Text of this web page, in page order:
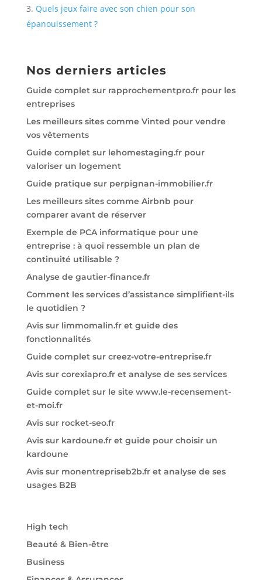
Quels jeux faire avec son chien pour son
épanouissement ?
Nos derniers articles
Guide complet sur rapprochementpro.fr pour les
entreprises
Les meilleurs sites comme Vinted pour vendre
vos vêtements
Guide complet sur lehomestaging.fr pour
valoriser un logement
Guide pratique sur perpignan-immobilier.fr
Les meilleurs sites comme Airbnb pour
comparer avant de réserver
Exemple de PCA informatique pour une
entreprise : à quoi ressemble un plan de
continuité utilisable ?
Analyse de gautier-finance.fr
Comment les services d’assistance simplifient-ils
le quotidien ?
Avis sur limmomalin.fr et guide des
fonctionnalités
Guide complet sur creez-votre-entreprise.fr
Avis sur corexiapro.fr et analyse de ses services
Guide complet sur le site www.le-recensement-
et-moi.fr
Avis sur rocket-seo.fr
Avis sur kardoune.fr et guide pour choisir un
kardoune
Avis sur monentrepriseb2b.fr et analyse de ses
usages B2B
High tech
Beauté & Bien-être
Business